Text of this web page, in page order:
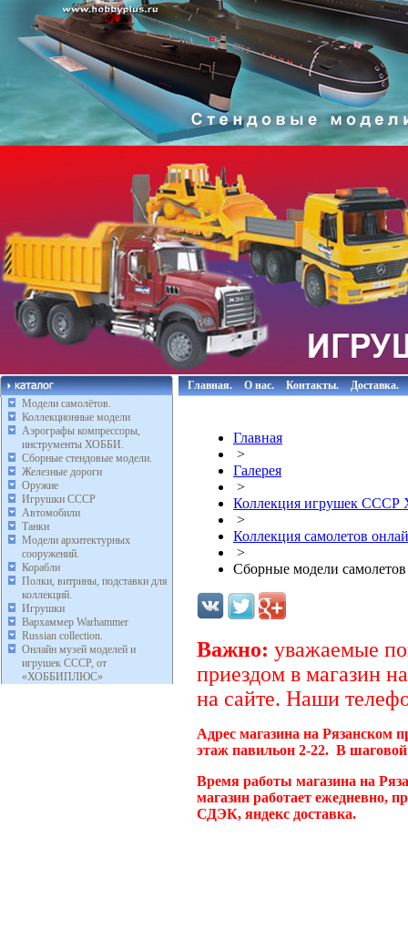
Модели самолётов.
Коллекционные модели
Аэрографы компрессоры,
инструменты ХОББИ.
Сборные стендовые модели.
Железные дороги
Оружие
Игрушки СССР
Автомобили
Танки
Модели архитектурных
сооружений.
Корабли
Полки, витрины, подставки для
коллекций.
Игрушки
Вархаммер Warhammer
Russian collection.
Онлайн музей моделей и
игрушек СССР, от
«ХОББИПЛЮС»
Главная. О нас. Контакты. Доставка.
Главная
>
Галерея
>
Коллекция игрушек
>
Коллекция самолетов
>
Сборные модели
Важно: уважаемые
приездом в магазин
на сайте. Наши
Адрес магазина на Рязанском
этаж павильон 2-22. В
Время работы магазина на
магазин работает ежедневно,
СДЭК, яндекс доставка.